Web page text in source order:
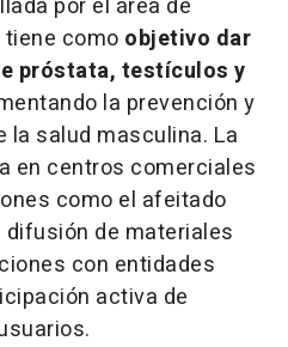
por el área de
tiene como objetivo dar
próstata, testículos y
la prevención y
la salud masculina. La
en centros comerciales
como el afeitado
de materiales
con entidades
activa de